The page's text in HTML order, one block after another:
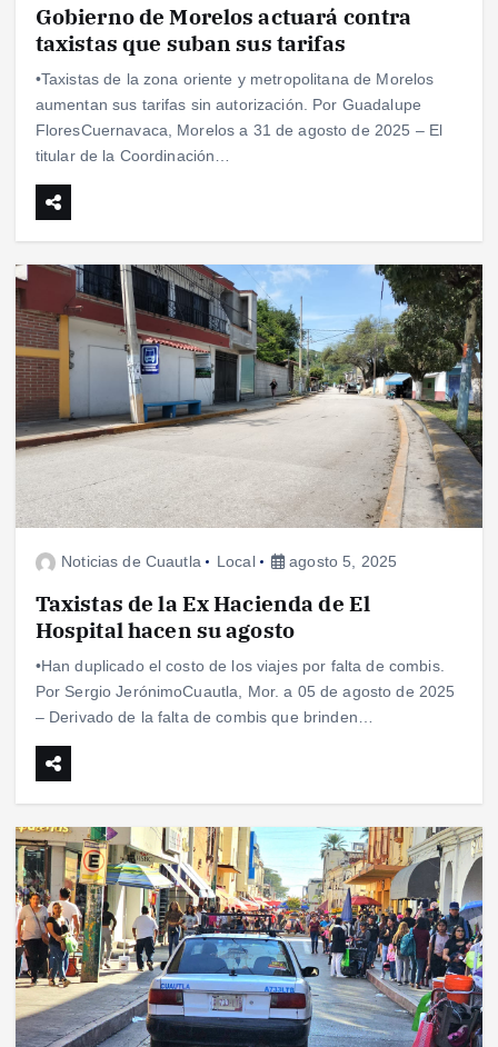
Gobierno de Morelos actuará contra
taxistas que suban sus tarifas
•​Taxistas de la zona oriente y metropolitana de Morelos
aumentan sus tarifas sin autorización. ​Por Guadalupe
Flores​Cuernavaca, Morelos a 31 de agosto de 2025 – ​El
titular de la Coordinación…
Noticias de Cuautla Local agosto 5, 2025
Taxistas de la Ex Hacienda de El
Hospital hacen su agosto
•Han duplicado el costo de los viajes por falta de combis.
Por Sergio JerónimoCuautla, Mor. a 05 de agosto de 2025
– Derivado de la falta de combis que brinden…